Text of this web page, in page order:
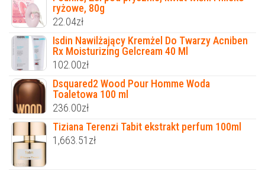
ryżowe, 80g
22.04zł
Isdin Nawilżający Kremżel Do Twarzy Acniben
Rx Moisturizing Gelcream 40 Ml
102.00zł
Dsquared2 Wood Pour Homme Woda
Toaletowa 100 ml
236.00zł
Tiziana Terenzi Tabit ekstrakt perfum 100ml
1,663.51 zł